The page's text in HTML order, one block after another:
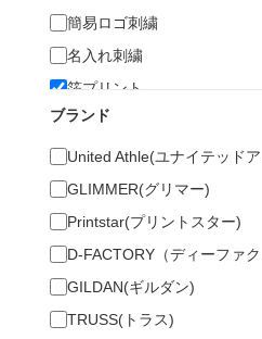
簡易ロゴ刺繍
名入れ刺繍
箔プリント
プレミアムプリント
ブランド
GLIMMER(グリマー)
Printstar(プリントスター)
GILDAN(ギルダン)
TRUSS(トラス)